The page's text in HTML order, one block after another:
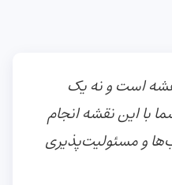
است و نه یک
با این نقشه انجام
و مسئولیت‌پذیری